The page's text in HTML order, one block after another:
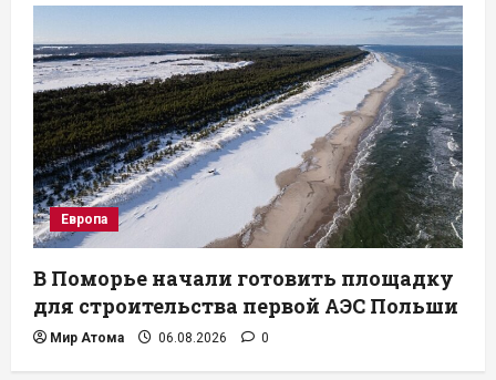
Европа
В Поморье начали готовить площадку
для строительства первой АЭС Польши
Мир Атома 06.08.2026 0